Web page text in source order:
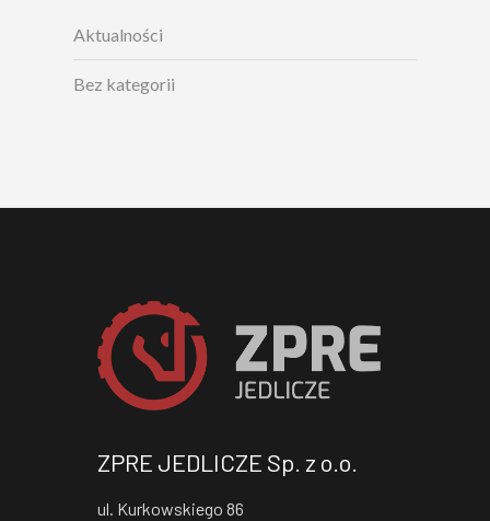
Aktualności
Bez kategorii
ZPRE JEDLICZE Sp. z o.o.
ul. Kurkowskiego 86